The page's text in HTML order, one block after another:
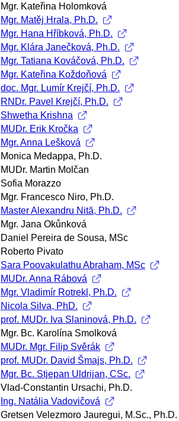
Mgr. Kateřina Holomková
Mgr. Matěj Hrala, Ph.D.
Mgr. Hana Hříbková, Ph.D.
Mgr. Klára Janečková, Ph.D.
Mgr. Tatiana Kováčová, Ph.D.
Mgr. Kateřina Koždoňová
doc. Mgr. Lumír Krejčí, Ph.D.
RNDr. Pavel Krejčí, Ph.D.
Shwetha Krishna
MUDr. Erik Kročka
Mgr. Anna Lešková
Monica Medappa, Ph.D.
MUDr. Martin Molčan
Sofia Morazzo
Mgr. Francesco Niro, Ph.D.
Master Alexandru Nită, Ph.D.
Mgr. Jana Okůnková
Daniel Pereira de Sousa, MSc
Roberto Pivato
Sara Poovakulathu Abraham, MSc
MUDr. Anna Rábová
Mgr. Vladimír Rotrekl, Ph.D.
Nicola Silva, PhD.
prof. MUDr. Iva Slaninová, Ph.D.
Mgr. Bc. Karolína Smolková
MUDr. Mgr. Filip Svěrák
prof. MUDr. David Šmajs, Ph.D.
Mgr. Bc. Stjepan Uldrijan, CSc.
Vlad-Constantin Ursachi, Ph.D.
Ing. Natália Vadovičová
Gretsen Velezmoro Jauregui, M.Sc., Ph.D.